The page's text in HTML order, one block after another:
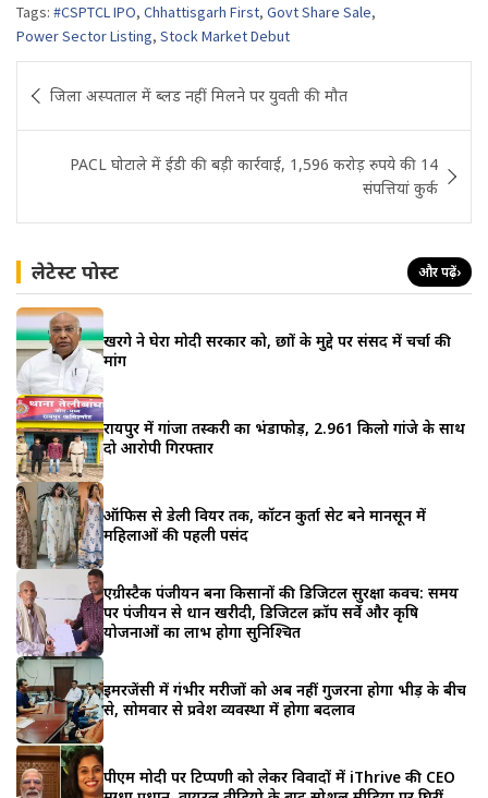
Tags: #CSPTCL IPO, Chhattisgarh First, Govt Share Sale,
Power Sector Listing, Stock Market Debut
navigation
जिला अस्पताल में ब्लड नहीं मिलने पर युवती की मौत
PACL घोटाले में ईडी की बड़ी कार्रवाई, 1,596 करोड़ रुपये की 14
संपत्तियां कुर्क
लेटेस्ट पोस्ट और पढ़ें›
खरगे ने घेरा मोदी सरकार को, छात्रों के मुद्दे पर संसद में चर्चा की
मांग
रायपुर में गांजा तस्करी का भंडाफोड़, 2.961 किलो गांजे के साथ
दो आरोपी गिरफ्तार
ऑफिस से डेली वियर तक, कॉटन कुर्ता सेट बने मानसून में
महिलाओं की पहली पसंद
एग्रीस्टैक पंजीयन बना किसानों की डिजिटल सुरक्षा कवच: समय
पर पंजीयन से धान खरीदी, डिजिटल क्रॉप सर्वे और कृषि
योजनाओं का लाभ होगा सुनिश्चित
इमरजेंसी में गंभीर मरीजों को अब नहीं गुजरना होगा भीड़ के बीच
से, सोमवार से प्रवेश व्यवस्था में होगा बदलाव
पीएम मोदी पर टिप्पणी को लेकर विवादों में iThrive की CEO